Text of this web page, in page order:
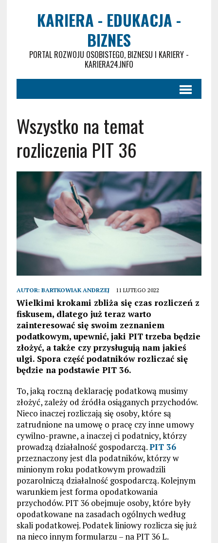
KARIERA - EDUKACJA -
BIZNES
PORTAL ROZWOJU OSOBISTEGO, BIZNESU I KARIERY -
KARIERA24.INFO
Wszystko na temat
rozliczenia PIT 36
AUTOR: BARTKOWIAK ANDRZEJ 11 LUTEGO 2022
Wielkimi krokami zbliża się czas rozliczeń z
fiskusem, dlatego już teraz warto
zainteresować się swoim zeznaniem
podatkowym, upewnić, jaki PIT trzeba będzie
złożyć, a także czy przysługują nam jakieś
ulgi. Spora część podatników rozliczać się
będzie na podstawie PIT 36.
To, jaką roczną deklarację podatkową musimy
złożyć, zależy od źródła osiąganych przychodów.
Nieco inaczej rozliczają się osoby, które są
zatrudnione na umowę o pracę czy inne umowy
cywilno-prawne, a inaczej ci podatnicy, którzy
prowadzą działalność gospodarczą.PIT 36
przeznaczony jest dla podatników, którzy w
minionym roku podatkowym prowadzili
pozarolniczą działalność gospodarczą. Kolejnym
warunkiem jest forma opodatkowania
przychodów. PIT 36 obejmuje osoby, które były
opodatkowane na zasadach ogólnych według
skali podatkowej. Podatek liniowy rozlicza się już
na nieco innym formularzu – na PIT 36 L.